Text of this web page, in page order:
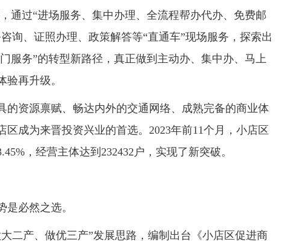
通过“进场服务、集中办理、全流程帮办代办、免费邮
询、证照办理、政策解答等“直通车”现场服务，探索出
服务”的转型新路径，真正做到主动办、集中办、马上
再升级。
资源禀赋、畅达内外的交通网络、成熟完备的商业体
成为来晋投资兴业的首选。2023年前11个月，小店区
，经营主体达到232432户，实现了新突破。
必然之选。
产、做优三产”发展思路，编制出台《小店区促进商